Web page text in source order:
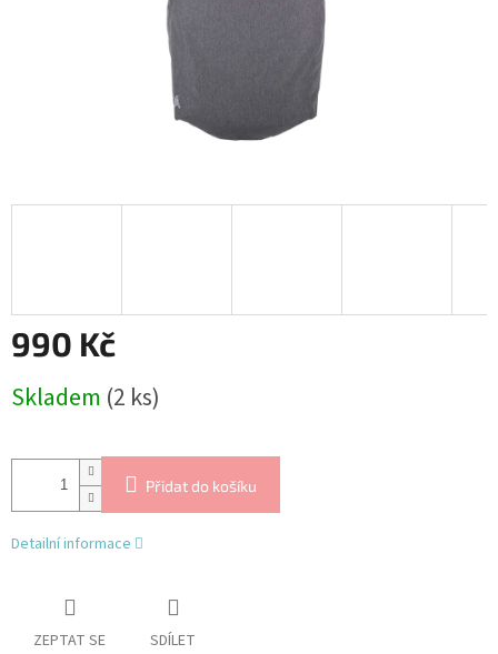
990 Kč
cena:
Skladem (2 ks)
Přidat do košíku
Detailní informace
ZEPTAT SE SDÍLET